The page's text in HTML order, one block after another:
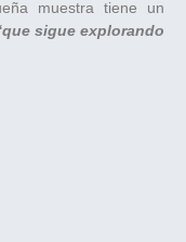
muestra tiene un
sigue explorando